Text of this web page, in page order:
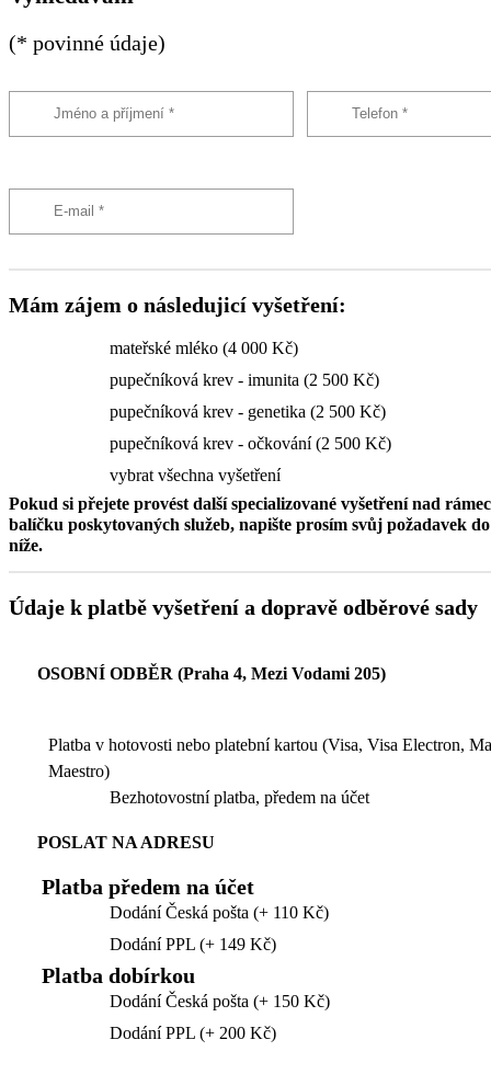
(* povinné údaje)
Mám zájem o následujicí vyšetření:
mateřské mléko (4 000 Kč)
pupečníková krev - imunita (2 500 Kč)
pupečníková krev - genetika (2 500 Kč)
pupečníková krev - očkování (2 500 Kč)
vybrat všechna vyšetření
Pokud si přejete provést další specializované vyšetření nad
balíčku poskytovaných služeb, napište prosím svůj požadavek
níže.
Údaje k platbě vyšetření a dopravě odběrové sady
OSOBNÍ ODBĚR (Praha 4, Mezi Vodami 205)
Platba v hotovosti nebo platební kartou (Visa, Visa Electron,
Maestro)
Bezhotovostní platba, předem na účet
POSLAT NA ADRESU
Platba předem na účet
Dodání Česká pošta (+ 110 Kč)
Dodání PPL (+ 149 Kč)
Platba dobírkou
Dodání Česká pošta (+ 150 Kč)
Dodání PPL (+ 200 Kč)